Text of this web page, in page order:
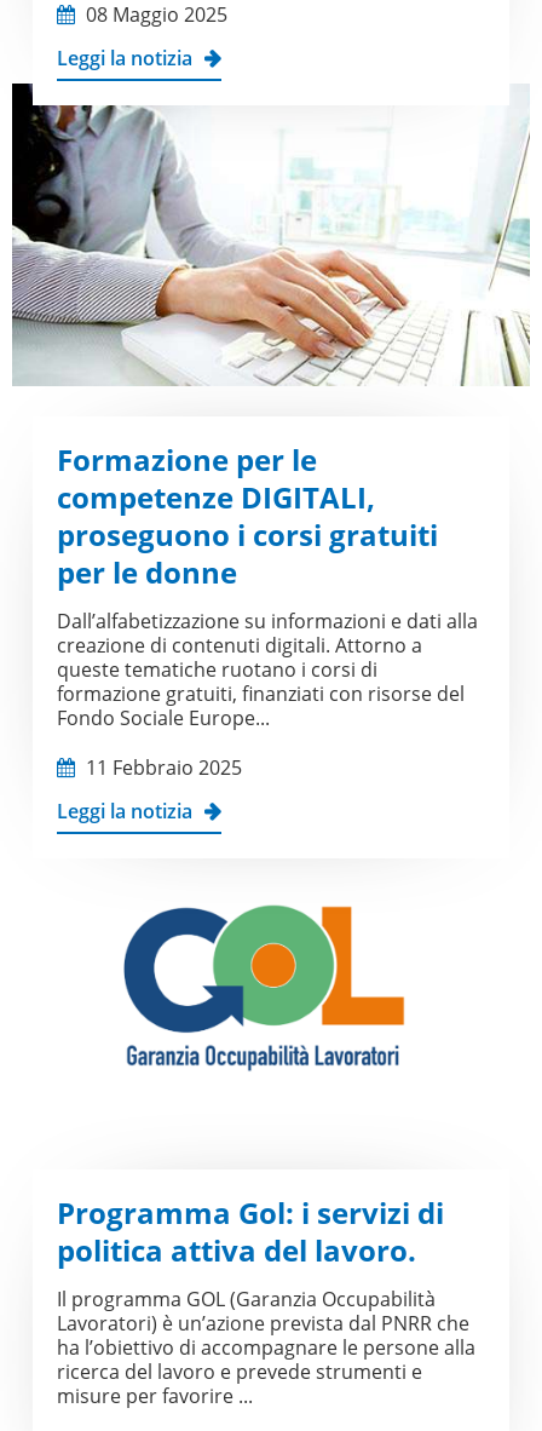
08 Maggio 2025
Leggi la notizia
Formazione per le
competenze DIGITALI,
proseguono i corsi gratuiti
per le donne
Dall’alfabetizzazione su informazioni e dati alla
creazione di contenuti digitali. Attorno a
queste tematiche ruotano i corsi di
formazione gratuiti, finanziati con risorse del
Fondo Sociale Europe...
11 Febbraio 2025
Leggi la notizia
Programma Gol: i servizi di
politica attiva del lavoro.
Il programma GOL (Garanzia Occupabilità
Lavoratori) è un’azione prevista dal PNRR che
ha l’obiettivo di accompagnare le persone alla
ricerca del lavoro e prevede strumenti e
misure per favorire ...